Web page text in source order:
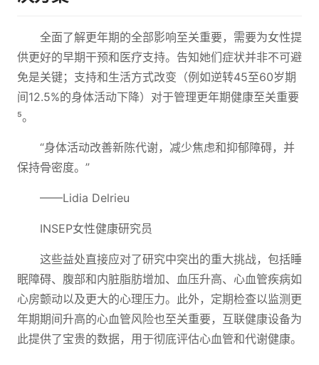
全面了解更年期的全部影响至关重要，需要为女性提
供更好的早期干预和医疗支持。告知她们症状并非不可避
免是关键；支持和生活方式改变（例如逆转45至60岁期
间12.5%的身体活动下降）对于管理更年期健康至关重要
⁵。
“身体活动改善新陈代谢，减少焦虑和抑郁障碍，并
保持骨密度。”
——Lidia Delrieu
INSEP女性健康研究员
这些益处直接应对了研究中突出的重大挑战，包括睡
眠障碍、腹部和内脏脂肪增加、血压升高、心血管疾病如
心房颤动以及更大的心理压力。此外，定期检查以监测更
年期期间升高的心血管风险也至关重要，互联健康设备为
此提供了宝贵的数据，用于彻底评估心血管和代谢健康。